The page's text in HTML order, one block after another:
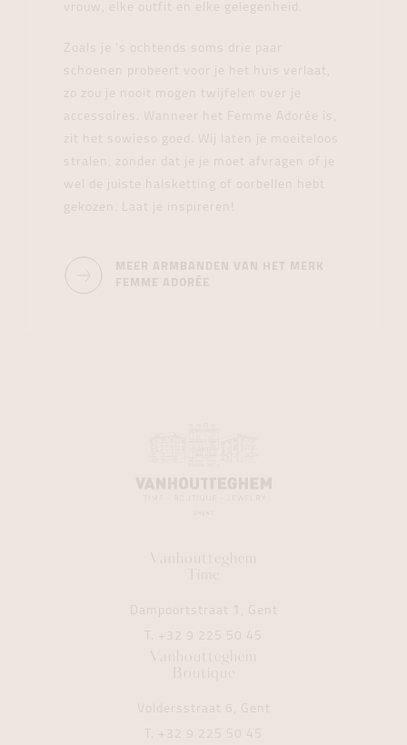
vrouw, elke outfit en elke gelegenheid.
Zoals je ’s ochtends soms drie paar
schoenen probeert voor je het huis verlaat,
zo zou je nooit mogen twijfelen over je
accessoires. Wanneer het Femme Adorée is,
zit het sowieso goed. Wij laten je moeiteloos
stralen, zonder dat je je moet afvragen of je
wel de juiste halsketting of oorbellen hebt
gekozen. Laat je inspireren!
MEER ARMBANDEN VAN HET MERK
FEMME ADORÉE
Vanhoutteghem
Time
Dampoortstraat 1, Gent
T. +32 9 225 50 45
Vanhoutteghem
Boutique
Voldersstraat 6, Gent
T. +32 9 225 50 45